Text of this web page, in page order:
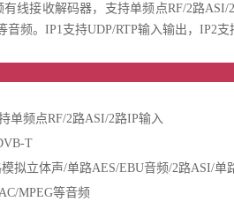
线接收解码器，支持单频点RF/2路
音频。IP1支持UDP/RTP输入输出，IP2
单频点RF/2路ASI/2路IP输入
T
拟立体声/单路AES/EBU音频/2路ASI/单
MPEG等音频